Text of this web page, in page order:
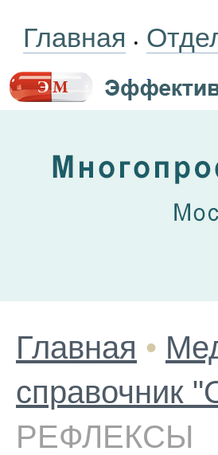
Главная •
Главная •
справочник
РЕФЛЕКСЫ